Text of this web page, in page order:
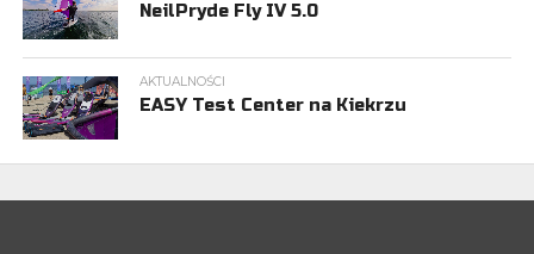
NeilPryde Fly IV 5.0
AKTUALNOŚCI
EASY Test Center na Kiekrzu